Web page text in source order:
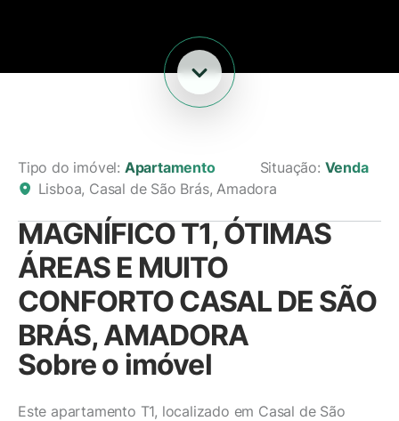
Tipo do imóvel: Apartamento Situação: Venda
Lisboa, Casal de São Brás, Amadora
MAGNÍFICO T1, ÓTIMAS
ÁREAS E MUITO
CONFORTO CASAL DE SÃO
BRÁS, AMADORA
Sobre o imóvel
Este apartamento T1, localizado em Casal de São